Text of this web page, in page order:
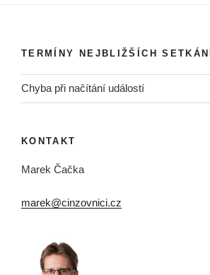
TERMÍNY NEJBLIŽŠÍCH SETKÁNÍ
Chyba při načítání událostí
KONTAKT
Marek Čačka
marek@cinzovnici.cz